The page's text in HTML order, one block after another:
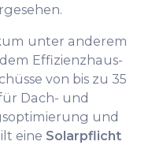
unter anderem
Effizienzhaus-
von bis zu 35
Dach- und
und
eine Solarpflicht